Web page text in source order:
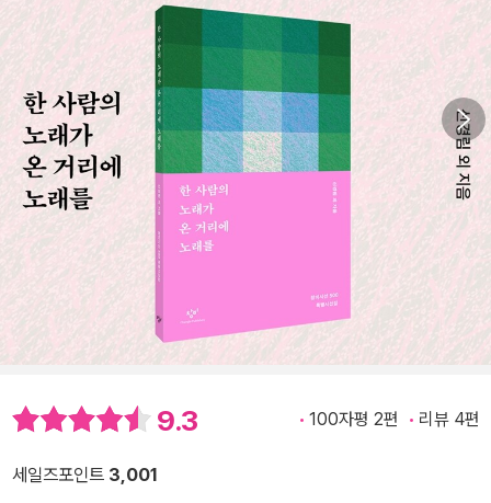
9.3 100자평 2편 리뷰 4편
세일즈포인트 3,001